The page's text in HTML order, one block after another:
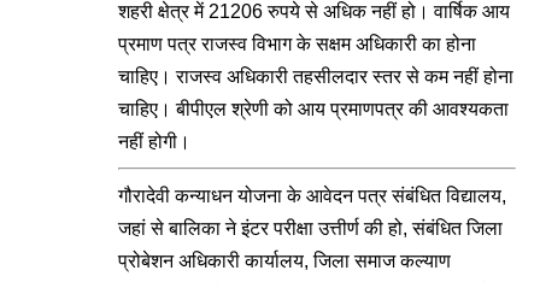
शहरी क्षेत्र में 21206 रुपये से अधिक नहीं हो। वार्षिक आय
प्रमाण पत्र राजस्व विभाग के सक्षम अधिकारी का होना
चाहिए। राजस्व अधिकारी तहसीलदार स्तर से कम नहीं होना
चाहिए। बीपीएल श्रेणी को आय प्रमाणपत्र की आवश्यकता
नहीं होगी।
गौरादेवी कन्याधन योजना के आवेदन पत्र संबंधित विद्यालय,
जहां से बालिका ने इंटर परीक्षा उत्तीर्ण की हो, संबंधित जिला
प्रोबेशन अधिकारी कार्यालय, जिला समाज कल्याण